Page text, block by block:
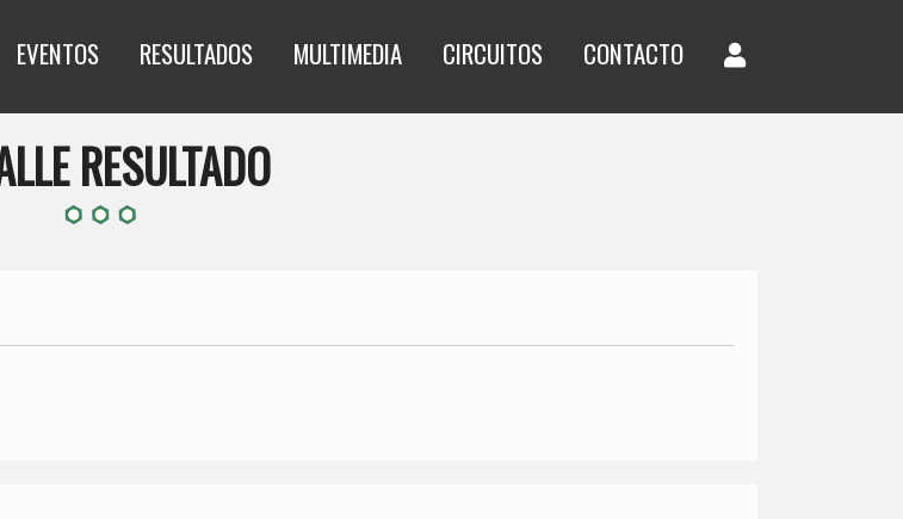
EVENTOS RESULTADOS MULTIMEDIA CIRCUITOS CONTACTO
RESULTADO